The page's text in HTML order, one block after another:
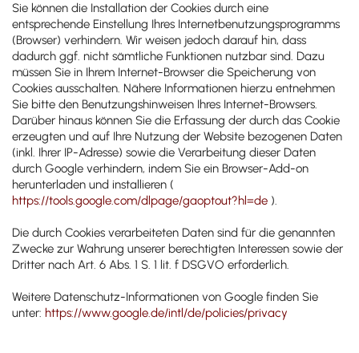
Sie können die Installation der Cookies durch eine
entsprechende Einstellung Ihres Internetbenutzungsprogramms
(Browser) verhindern. Wir weisen jedoch darauf hin, dass
dadurch ggf. nicht sämtliche Funktionen nutzbar sind. Dazu
müssen Sie in Ihrem Internet-Browser die Speicherung von
Cookies ausschalten. Nähere Informationen hierzu entnehmen
Sie bitte den Benutzungshinweisen Ihres Internet-Browsers.
Darüber hinaus können Sie die Erfassung der durch das Cookie
erzeugten und auf Ihre Nutzung der Website bezogenen Daten
(inkl. Ihrer IP-Adresse) sowie die Verarbeitung dieser Daten
durch Google verhindern, indem Sie ein Browser-Add-on
herunterladen und installieren (
https://tools.google.com/dlpage/gaoptout?hl=de ).
Die durch Cookies verarbeiteten Daten sind für die genannten
Zwecke zur Wahrung unserer berechtigten Interessen sowie der
Dritter nach Art. 6 Abs. 1 S. 1 lit. f DSGVO erforderlich.
Weitere Datenschutz-Informationen von Google finden Sie
unter: https://www.google.de/intl/de/policies/privacy